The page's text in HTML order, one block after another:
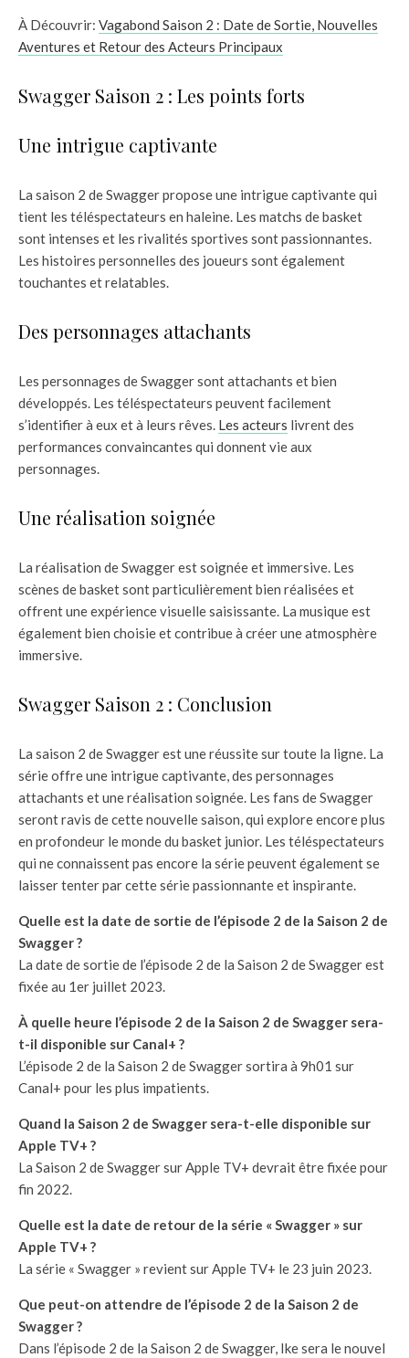
À Découvrir: Vagabond Saison 2 : Date de Sortie, Nouvelles
Aventures et Retour des Acteurs Principaux
Swagger Saison 2 : Les points forts
Une intrigue captivante
La saison 2 de Swagger propose une intrigue captivante qui
tient les téléspectateurs en haleine. Les matchs de basket
sont intenses et les rivalités sportives sont passionnantes.
Les histoires personnelles des joueurs sont également
touchantes et relatables.
Des personnages attachants
Les personnages de Swagger sont attachants et bien
développés. Les téléspectateurs peuvent facilement
s’identifier à eux et à leurs rêves. Les acteurs livrent des
performances convaincantes qui donnent vie aux
personnages.
Une réalisation soignée
La réalisation de Swagger est soignée et immersive. Les
scènes de basket sont particulièrement bien réalisées et
offrent une expérience visuelle saisissante. La musique est
également bien choisie et contribue à créer une atmosphère
immersive.
Swagger Saison 2 : Conclusion
La saison 2 de Swagger est une réussite sur toute la ligne. La
série offre une intrigue captivante, des personnages
attachants et une réalisation soignée. Les fans de Swagger
seront ravis de cette nouvelle saison, qui explore encore plus
en profondeur le monde du basket junior. Les téléspectateurs
qui ne connaissent pas encore la série peuvent également se
laisser tenter par cette série passionnante et inspirante.
Quelle est la date de sortie de l’épisode 2 de la Saison 2 de
Swagger ?
La date de sortie de l’épisode 2 de la Saison 2 de Swagger est
fixée au 1er juillet 2023.
À quelle heure l’épisode 2 de la Saison 2 de Swagger sera-
t-il disponible sur Canal+ ?
L’épisode 2 de la Saison 2 de Swagger sortira à 9h01 sur
Canal+ pour les plus impatients.
Quand la Saison 2 de Swagger sera-t-elle disponible sur
Apple TV+ ?
La Saison 2 de Swagger sur Apple TV+ devrait être fixée pour
fin 2022.
Quelle est la date de retour de la série « Swagger » sur
Apple TV+ ?
La série « Swagger » revient sur Apple TV+ le 23 juin 2023.
Que peut-on attendre de l’épisode 2 de la Saison 2 de
Swagger ?
Dans l’épisode 2 de la Saison 2 de Swagger, Ike sera le nouvel